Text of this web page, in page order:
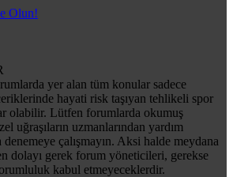
Olun!
yer alan tüm konular sadece
hayati risk taşıyan tehlikeli spor
olabilir. Lütfen forumlarda okumuş
uğraşıların uzmanlarından yardım
denemeye çalışmayın. Aksi halde meydana
dolayı gerek forum yöneticileri, gerekse
kabul etmeyeceklerdir.